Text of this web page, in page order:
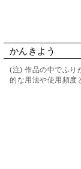
かんきよう
(注) 作品の中でふり
的な用法や使用頻度